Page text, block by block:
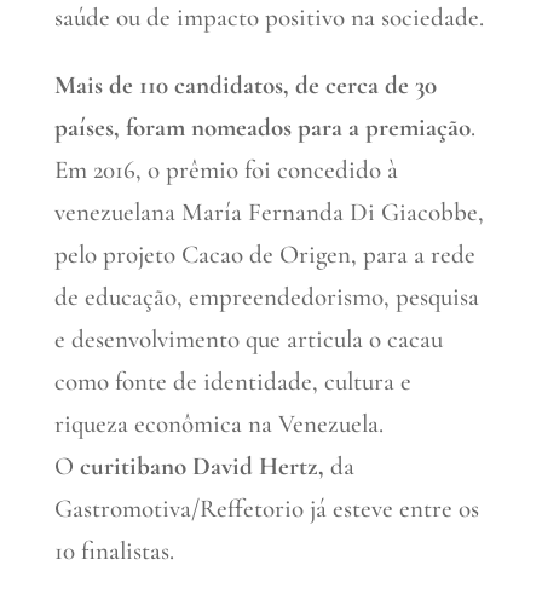
saúde ou de impacto positivo na sociedade.
Mais de 110 candidatos, de cerca de 30
países, foram nomeados para a premiação.
Em 2016, o prêmio foi concedido à
venezuelana María Fernanda Di Giacobbe,
pelo projeto Cacao de Origen, para a rede
de educação, empreendedorismo, pesquisa
e desenvolvimento que articula o cacau
como fonte de identidade, cultura e
riqueza econômica na Venezuela.
O curitibano David Hertz, da
Gastromotiva/Reffetorio já esteve entre os
10 finalistas.